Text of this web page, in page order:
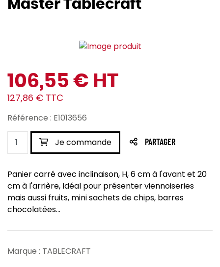
Master Tablecraft
106,55 € HT
127,86 € TTC
Référence : E1013656
Je commande PARTAGER
Panier carré avec inclinaison, H, 6 cm à l'avant et 20
cm à l'arrière, Idéal pour présenter viennoiseries
mais aussi fruits, mini sachets de chips, barres
chocolatées…
Marque : TABLECRAFT